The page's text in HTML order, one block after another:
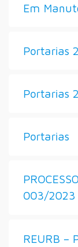
Em
Portarias
Portarias
Portarias
003/2023
REURB –